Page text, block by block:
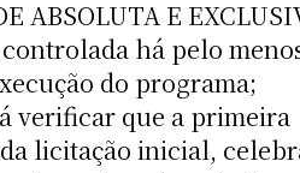
ABSOLUTA E
controlada há pelo
do programa;
verificar que a primeira
licitação inicial,